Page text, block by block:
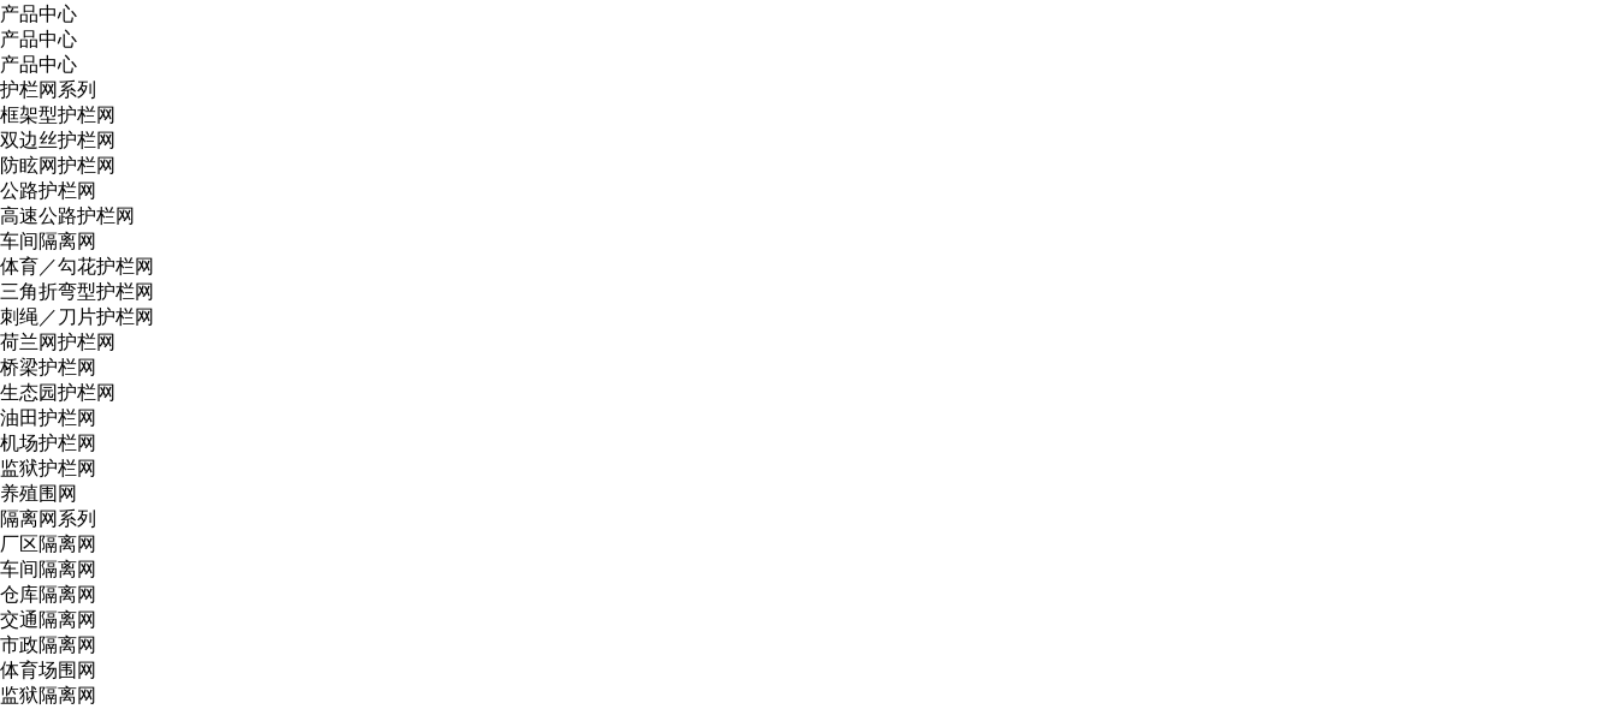
产品中心
产品中心
产品中心
护栏网系列
框架型护栏网
双边丝护栏网
防眩网护栏网
公路护栏网
高速公路护栏网
车间隔离网
体育／勾花护栏网
三角折弯型护栏网
刺绳／刀片护栏网
荷兰网护栏网
桥梁护栏网
生态园护栏网
油田护栏网
机场护栏网
监狱护栏网
养殖围网
隔离网系列
厂区隔离网
车间隔离网
仓库隔离网
交通隔离网
市政隔离网
体育场围网
监狱隔离网